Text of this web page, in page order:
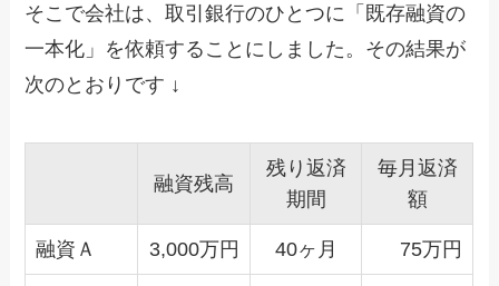
そこで会社は、取引銀行のひとつに「既存融資の
一本化」を依頼することにしました。その結果が
次のとおりです ↓
融資残高
残り返済
期間
毎月返済
額
融資Ａ 3,000万円 40ヶ月 75万円